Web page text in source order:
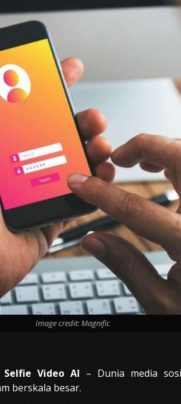
Image credit: Magnific
Video AI – Dunia media
berskala besar.